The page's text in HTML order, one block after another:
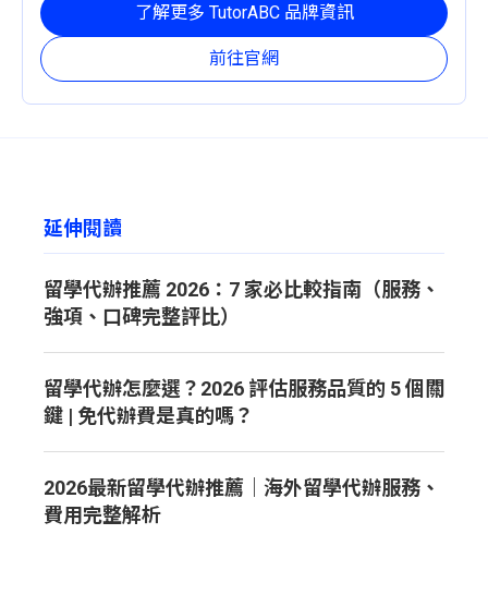
前往官網
了解更多 TutorABC 品牌資訊
延伸閱讀
留學代辦推薦 2026：7 家必比較指南（服務、
強項、口碑完整評比）
留學代辦怎麼選？2026 評估服務品質的 5 個關
鍵 | 免代辦費是真的嗎？
2026最新留學代辦推薦｜海外留學代辦服務、
費用完整解析